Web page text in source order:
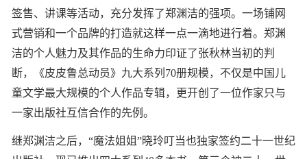
签售、讲课等活动，充分发挥了郑渊洁的强项。一场铺网
式营销和一个品牌的打造就这样一点一滴地进行着。郑渊
洁的个人魅力及其作品的生命力印证了张秋林当初的判
断，《皮皮鲁总动员》九大系列70册规模，不仅是中国儿
童文学最大规模的个人作品专辑，更开创了一位作家只与
一家出版社互信合作的先例。
继郑渊洁之后，“魔法姐姐”晓玲叮当也独家签约二十一世纪